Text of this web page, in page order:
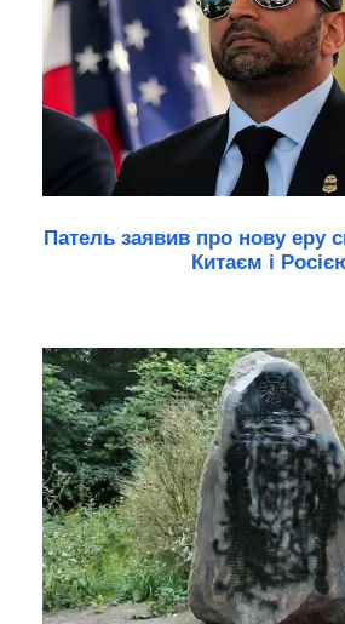
Патель заявив про нову еру
Китаєм і